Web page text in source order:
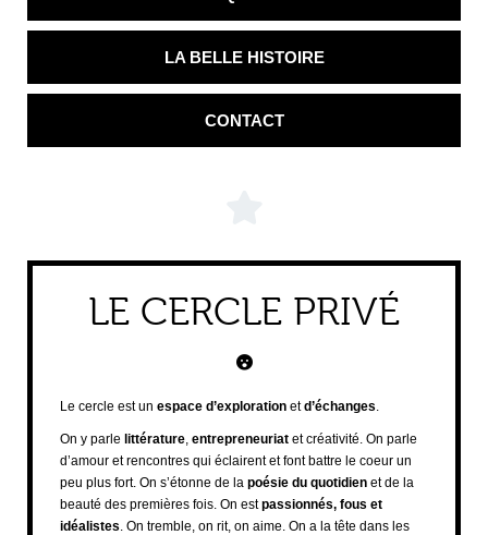
LA BELLE HISTOIRE
CONTACT
LE CERCLE PRIVÉ
Le cercle est un espace d’exploration etd’échanges.
On y parle littérature, entrepreneuriat et créativité. On parle
d’amour et rencontres qui éclairent et font battre le coeur un
peu plus fort. On s’étonne de la poésie du quotidien et de la
beauté des premières fois. On estpassionnés, fous et
idéalistes. On tremble, on rit, on aime. On a la tête dans les